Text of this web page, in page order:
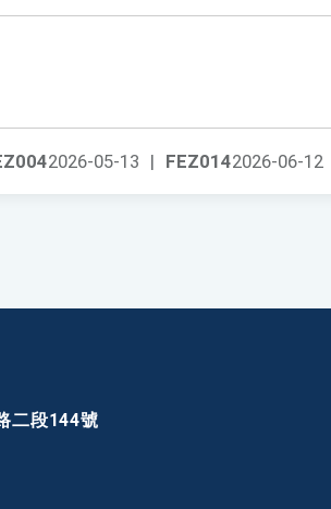
FEZ0142026-06-12
2026-05-13 |
二段144號